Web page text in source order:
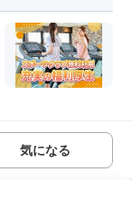
気になる